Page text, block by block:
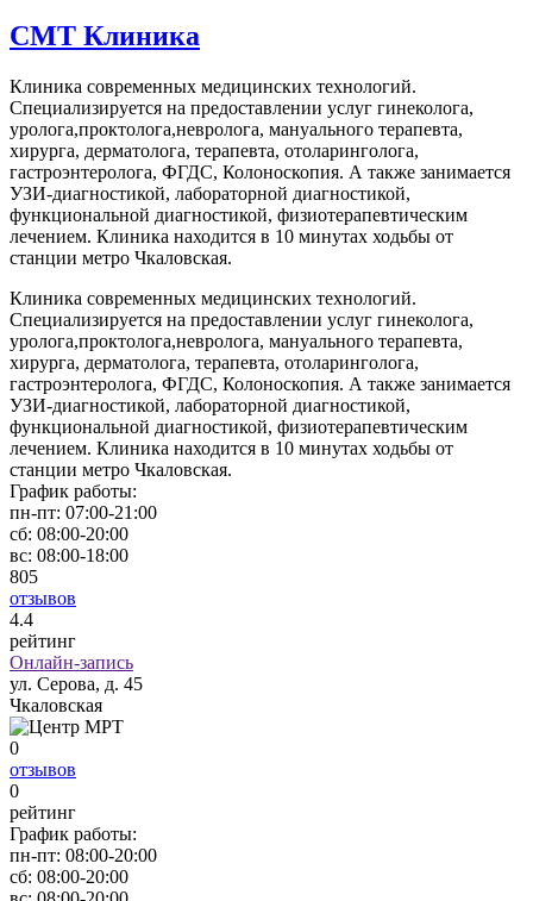
СМТ Клиника
Клиника современных медицинских технологий.
Специализируется на предоставлении услуг гинеколога,
уролога,проктолога,невролога, мануального терапевта,
хирурга, дерматолога, терапевта, отоларинголога,
гастроэнтеролога, ФГДС, Колоноскопия. А также занимается
УЗИ-диагностикой, лабораторной диагностикой,
функциональной диагностикой, физиотерапевтическим
лечением. Клиника находится в 10 минутах ходьбы от
станции метро Чкаловская.
Клиника современных медицинских технологий.
Специализируется на предоставлении услуг гинеколога,
уролога,проктолога,невролога, мануального терапевта,
хирурга, дерматолога, терапевта, отоларинголога,
гастроэнтеролога, ФГДС, Колоноскопия. А также занимается
УЗИ-диагностикой, лабораторной диагностикой,
функциональной диагностикой, физиотерапевтическим
лечением. Клиника находится в 10 минутах ходьбы от
станции метро Чкаловская.
График работы:
пн-пт: 07:00-21:00
сб: 08:00-20:00
вс: 08:00-18:00
805
отзывов
4.4
рейтинг
Онлайн-запись
ул. Серова, д. 45
Чкаловская
0
отзывов
0
рейтинг
График работы:
пн-пт: 08:00-20:00
сб: 08:00-20:00